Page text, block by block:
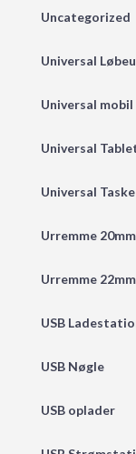
Uncategorized
Universal
Universal
Universal
Universal
Urremme 20mm
Urremme 22mm
USB
USB Nøgle
USB oplader